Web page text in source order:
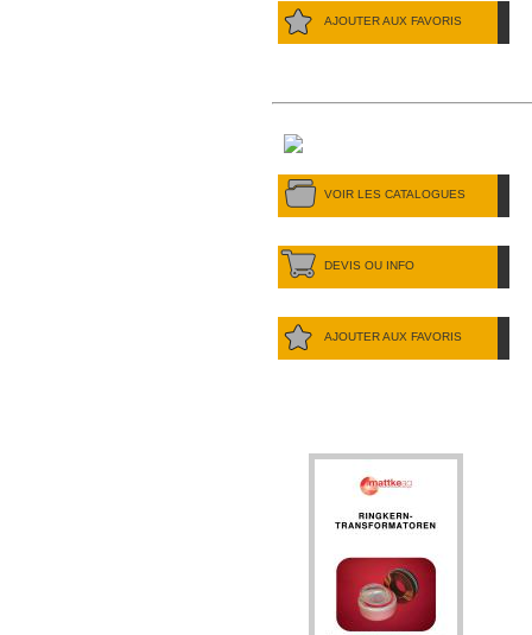
AJOUTER AUX FAVORIS
VOIR LES CATALOGUES
DEVIS OU INFO
AJOUTER AUX FAVORIS